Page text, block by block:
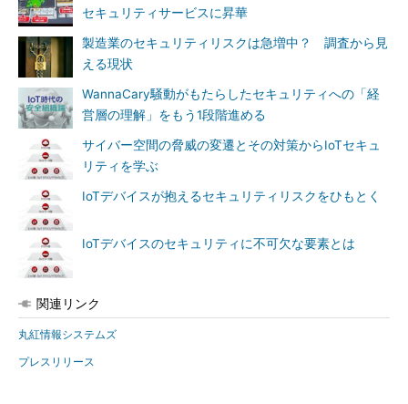
セキュリティサービスに昇華
製造業のセキュリティリスクは急増中？ 調査から見
える現状
WannaCary騒動がもたらしたセキュリティへの「経
営層の理解」をもう1段階進める
サイバー空間の脅威の変遷とその対策からIoTセキュ
リティを学ぶ
IoTデバイスが抱えるセキュリティリスクをひもとく
IoTデバイスのセキュリティに不可欠な要素とは
関連リンク
丸紅情報システムズ
プレスリリース